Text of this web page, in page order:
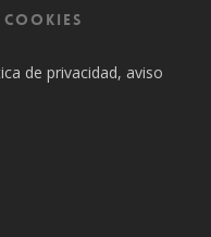
de privacidad, aviso